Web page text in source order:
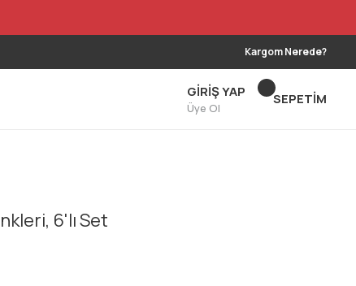
Kargom Nerede?
GİRİŞ YAP
Üye Ol
SEPETİM
6'lı Set